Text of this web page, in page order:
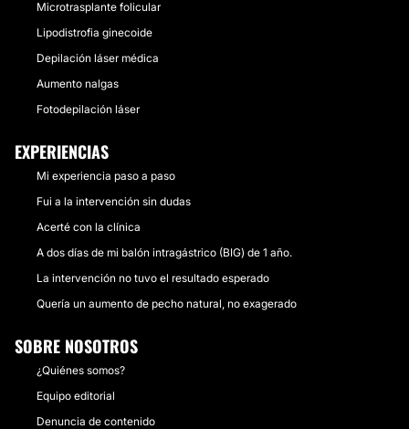
Microtrasplante folicular
Lipodistrofia ginecoide
Depilación láser médica
Aumento nalgas
Fotodepilación láser
EXPERIENCIAS
Mi experiencia paso a paso
Fui a la intervención sin dudas
Acerté con la clínica
A dos días de mi balón intragástrico (BIG) de 1 año.
La intervención no tuvo el resultado esperado
Quería un aumento de pecho natural, no exagerado
SOBRE NOSOTROS
¿Quiénes somos?
Equipo editorial
Denuncia de contenido